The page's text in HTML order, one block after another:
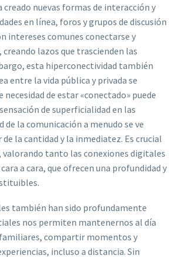
nuevas formas de interacción y
en línea, foros y grupos de discusión
intereses comunes conectarse y
lazos que trascienden las
esta hiperconectividad también
entre la vida pública y privada se
de estar «conectado» puede
de superficialidad en las
de la comunicación a menudo se ve
la cantidad y la inmediatez. Es crucial
tanto las conexiones digitales
a cara, que ofrecen una profundidad y
también han sido profundamente
nos permiten mantenernos al día
compartir momentos y
incluso a distancia. Sin